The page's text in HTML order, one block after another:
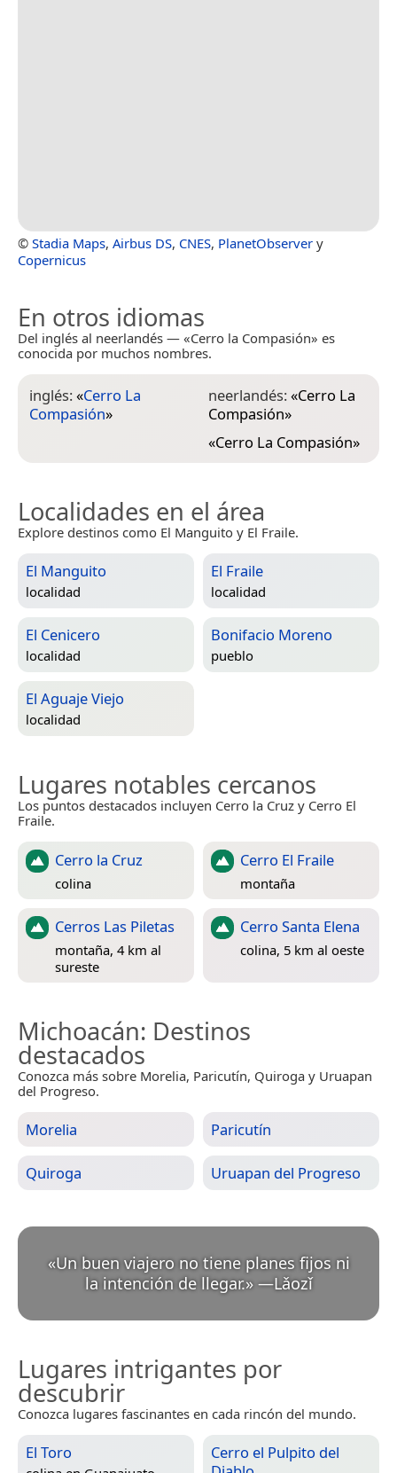
© Stadia Maps, Airbus DS, CNES, PlanetObserver y
Copernicus
En otros idiomas
Del inglés al neerlandés — «Cerro la Compasión» es
conocida por muchos nombres.
inglés:«Cerro La
Compasión»
neerlandés:«Cerro La
Compasión»
«Cerro La Compasión»
Localidades en el área
Explore destinos como El Manguito y El Fraile.
El Manguito
localidad
El Fraile
localidad
El Cenicero
localidad
Bonifacio Moreno
pueblo
El Aguaje Viejo
localidad
Lugares notables cercanos
Los puntos destacados incluyen Cerro la Cruz y Cerro El
Fraile.
Cerro la Cruz
colina
Cerro El Fraile
montaña
Cerros Las Piletas
montaña, 4 km al
sureste
Cerro Santa Elena
colina, 5 km al oeste
Michoacán: Destinos
destacados
Conozca más sobre Morelia, Paricutín, Quiroga y Uruapan
del Progreso.
Morelia Paricutín
Quiroga Uruapan del Progreso
«Un buen viajero no tiene planes fijos ni
la intención de llegar.» —Lǎozǐ
Lugares intrigantes por
descubrir
Conozca lugares fascinantes en cada rincón del mundo.
El Toro
Cerro el Pulpito del